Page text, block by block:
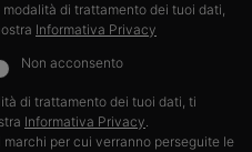
di trattamento dei tuoi dati,
Informativa Privacy
Non acconsento
di trattamento dei tuoi dati, ti
Informativa Privacy.​
per cui verranno perseguite le